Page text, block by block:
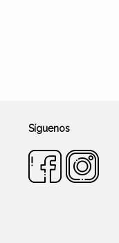
Síguenos